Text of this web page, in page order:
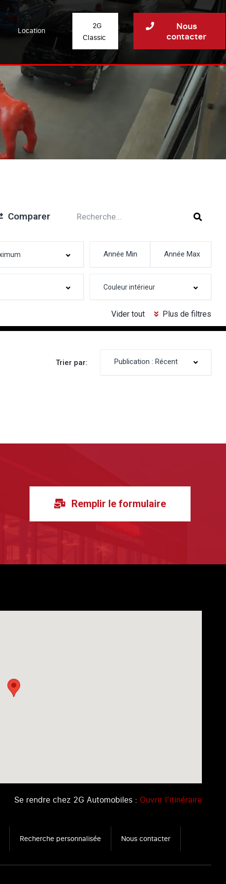
Location
2G
Classic
Nous
contacter
Vider tout Plus de filtres
Comparer
Trier par: Publication : Récent
Remplir le formulaire
Se rendre chez 2G Automobiles : Ouvrir l’itinéraire
Recherche personnalisée Nous contacter